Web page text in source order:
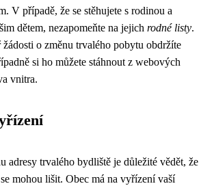
V případě, že se stěhujete s rodinou a
dětem, nezapomeňte na jejich rodné listy.
o změnu trvalého pobytu obdržíte
si ho můžete stáhnout z webových
vnitra.
adresy trvalého bydliště je důležité vědět, že
mohou lišit. Obec má na vyřízení vaší